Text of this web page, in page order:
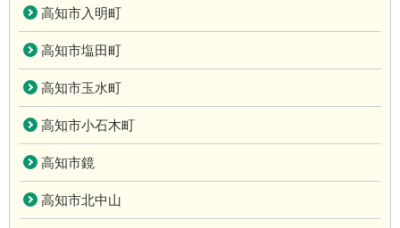
高知市入明町
高知市塩田町
高知市玉水町
高知市小石木町
高知市鏡
高知市北中山